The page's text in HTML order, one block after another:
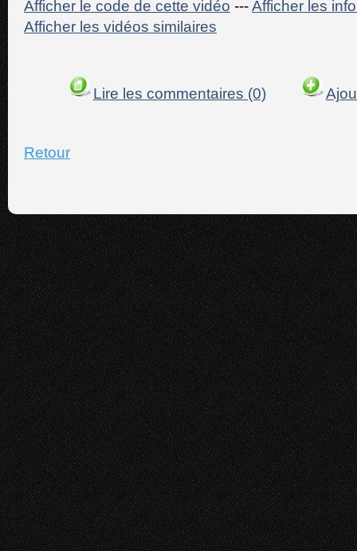
Afficher le code de cette vidéo ---Afficher les
Afficher les vidéos similaires
Lire les commentaires (0)
Retour